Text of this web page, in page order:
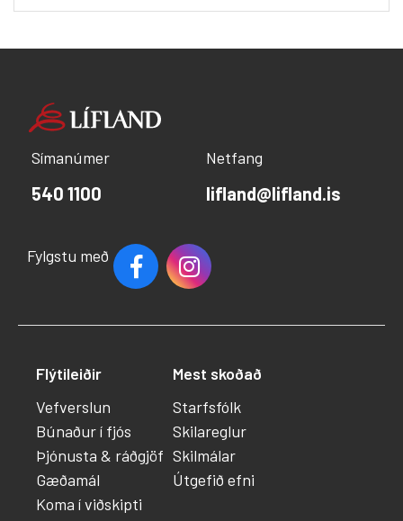
Símanúmer
540 1100
Netfang
lifland@lifland.is
Fylgstu með
Flýtileiðir
Vefverslun
Búnaður í fjós
Þjónusta & ráðgjöf
Gæðamál
Koma í viðskipti
Mest skoðað
Starfsfólk
Skilareglur
Skilmálar
Útgefið efni